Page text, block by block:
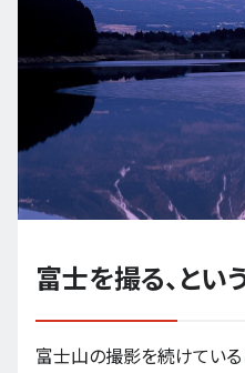
富士を撮る、とい
富士山の撮影を続けてい